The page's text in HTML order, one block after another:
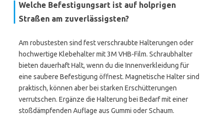
Welche Befestigungsart ist auf holprigen
Straßen am zuverlässigsten?
Am robustesten sind fest verschraubte Halterungen oder
hochwertige Klebehalter mit 3M VHB-Film. Schraubhalter
bieten dauerhaft Halt, wenn du die Innenverkleidung für
eine saubere Befestigung öffnest. Magnetische Halter sind
praktisch, können aber bei starken Erschütterungen
verrutschen. Ergänze die Halterung bei Bedarf mit einer
stoßdämpfenden Auflage aus Gummi oder Schaum.